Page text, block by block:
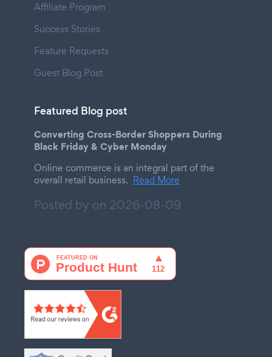
Affiliate Program
Success Stories
Feature Requests
Guest Blog Post
Featured Blog post
Converting Cross-Border Shoppers During
Black Friday & Cyber Monday
Online commerce is an integral part of the
overall retail business. Read More
Posted by on 2026-08-09